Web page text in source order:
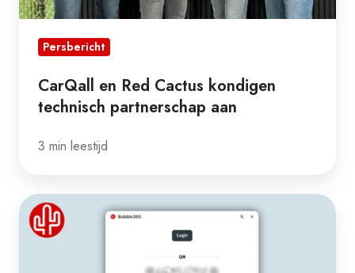
Persbericht
CarQall en Red Cactus kondigen
technisch partnerschap aan
3 min leestijd
Nieuw:
QR